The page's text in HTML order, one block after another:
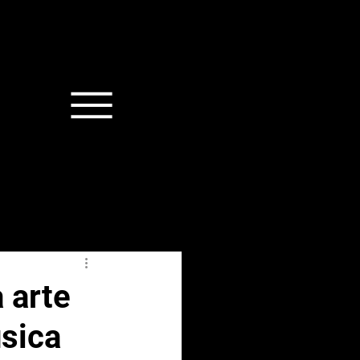
arte